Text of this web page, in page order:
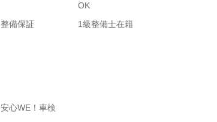
OK
整備保証
1級整備士在籍
安心WE！車検